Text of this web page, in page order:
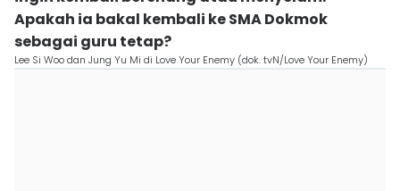
Apakah ia bakal kembali ke SMA Dokmok
sebagai guru tetap?
Lee Si Woo dan Jung Yu Mi di Love Your Enemy (dok. tvN/Love Your Enemy)